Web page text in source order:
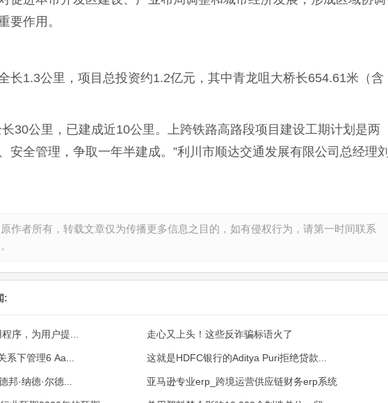
要作用。
长1.3公里，项目总投资约1.2亿元，其中青龙咀大桥长654.61米（含
30公里，已建成近10公里。上跨铁路高路段项目建设工期计划是两
安全管理，争取一年半建成。”利川市顺达交通发展有限公司总经理刘
作者所有，转载文章仅为传播更多信息之目的，如有侵权行为，请第一时间联系
:
序，为用户提... 走心又上头！这些反诈骗标语火了
系下管理6 Aa... 这就是HDFC银行的Aditya Puri拒绝贷款...
·纳德·尔德... 亚马逊专业erp_跨境运营供应链财务erp系统